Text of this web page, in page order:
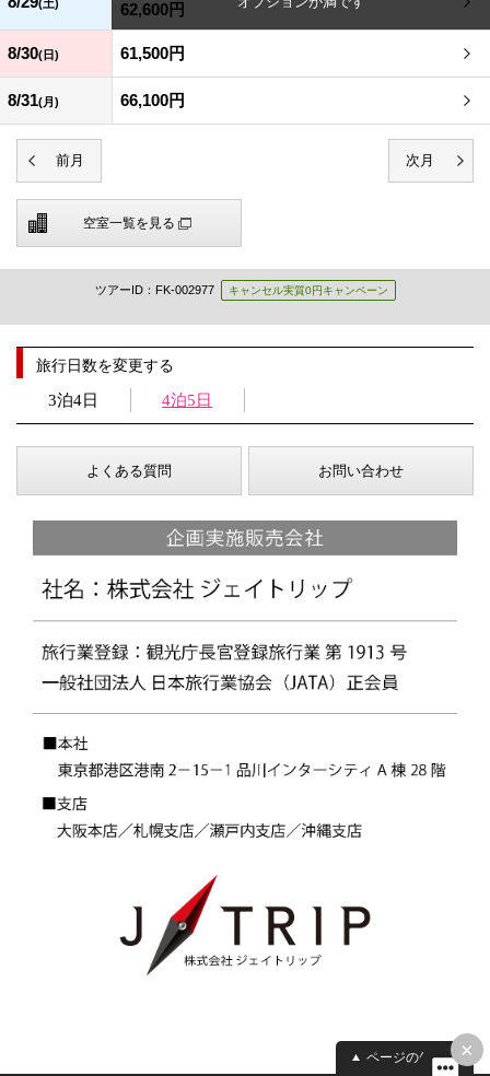
(土) 62,600円
8/30(日) 61,500円
8/31(月) 66,100円
空室一覧を見る
ツアーID：FK-002977 キャンセル実質0円キャンペーン
旅行日数を変更する
3泊4日 4泊5日
よくある質問 お問い合わせ
×
ページの先頭へ